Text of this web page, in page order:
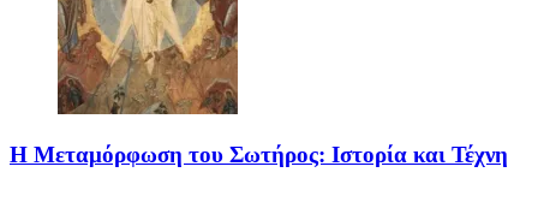
Η Μεταμόρφωση του Σωτήρος: Ιστορία και Τέχνη